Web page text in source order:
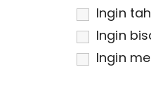
Ingin
Ingin
Ingin